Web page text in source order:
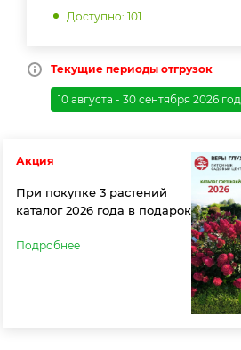
Доступно: 101
Текущие периоды отгрузок
10 августа - 30 сентября 2026 год
Акция
При покупке 3 растений
каталог 2026 года в подарок
Подробнее